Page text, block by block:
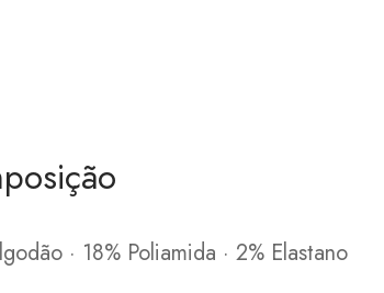
· 18% Poliamida · 2% Elastano